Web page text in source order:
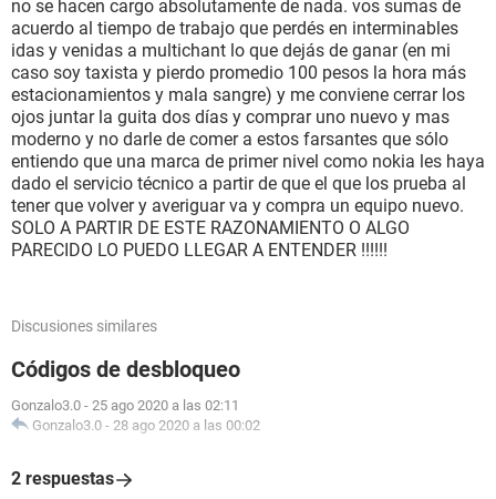
no se hacen cargo absolutamente de nada. vos sumas de
acuerdo al tiempo de trabajo que perdés en interminables
idas y venidas a multichant lo que dejás de ganar (en mi
caso soy taxista y pierdo promedio 100 pesos la hora más
estacionamientos y mala sangre) y me conviene cerrar los
ojos juntar la guita dos días y comprar uno nuevo y mas
moderno y no darle de comer a estos farsantes que sólo
entiendo que una marca de primer nivel como nokia les haya
dado el servicio técnico a partir de que el que los prueba al
tener que volver y averiguar va y compra un equipo nuevo.
SOLO A PARTIR DE ESTE RAZONAMIENTO O ALGO
PARECIDO LO PUEDO LLEGAR A ENTENDER !!!!!!
Discusiones similares
Códigos de desbloqueo
Gonzalo3.0 - 25 ago 2020 a las 02:11
Gonzalo3.0 - 28 ago 2020 a las 00:02
2 respuestas